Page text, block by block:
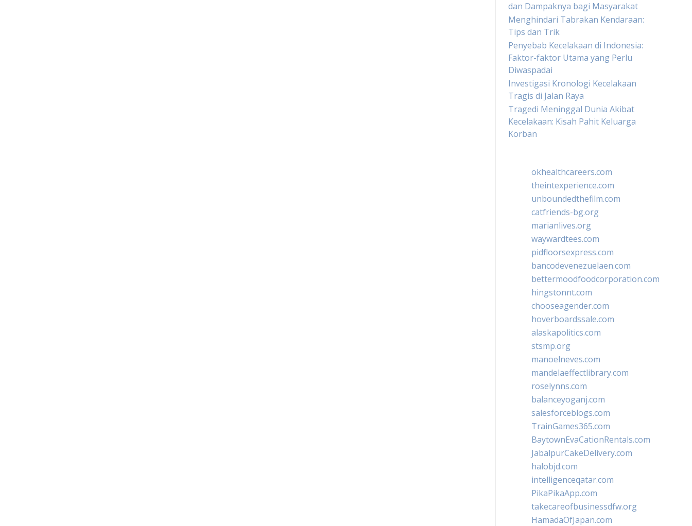
dan Dampaknya bagi Masyarakat
Menghindari Tabrakan Kendaraan:
Tips dan Trik
Penyebab Kecelakaan di Indonesia:
Faktor-faktor Utama yang Perlu
Diwaspadai
Investigasi Kronologi Kecelakaan
Tragis di Jalan Raya
Tragedi Meninggal Dunia Akibat
Kecelakaan: Kisah Pahit Keluarga
Korban
okhealthcareers.com
theintexperience.com
unboundedthefilm.com
catfriends-bg.org
marianlives.org
waywardtees.com
pidfloorsexpress.com
bancodevenezuelaen.com
bettermoodfoodcorporation.com
hingstonnt.com
chooseagender.com
hoverboardssale.com
alaskapolitics.com
stsmp.org
manoelneves.com
mandelaeffectlibrary.com
roselynns.com
balanceyoganj.com
salesforceblogs.com
TrainGames365.com
BaytownEvaCationRentals.com
JabalpurCakeDelivery.com
halobjd.com
intelligenceqatar.com
PikaPikaApp.com
takecareofbusinessdfw.org
HamadaOfJapan.com